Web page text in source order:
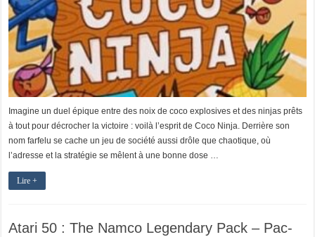
Imagine un duel épique entre des noix de coco explosives et des ninjas prêts
à tout pour décrocher la victoire : voilà l’esprit de Coco Ninja. Derrière son
nom farfelu se cache un jeu de société aussi drôle que chaotique, où
l’adresse et la stratégie se mêlent à une bonne dose …
Lire +
Atari 50 : The Namco Legendary Pack – Pac-